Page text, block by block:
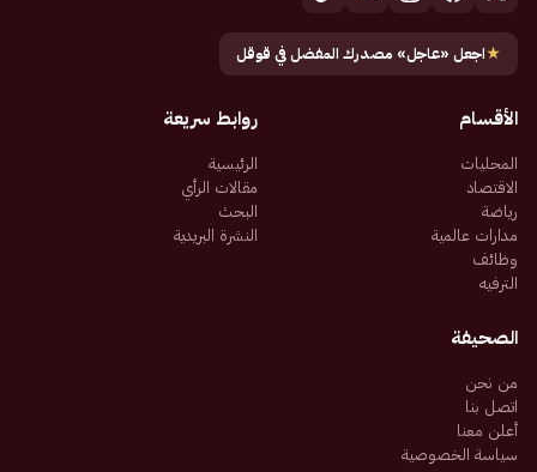
★اجعل «عاجل» مصدرك المفضل في قوقل
الأقسام
المحليات
الاقتصاد
رياضة
مدارات عالمية
وظائف
الترفيه
روابط سريعة
الرئيسية
مقالات الرأي
البحث
النشرة البريدية
الصحيفة
من نحن
اتصل بنا
أعلن معنا
سياسة الخصوصية